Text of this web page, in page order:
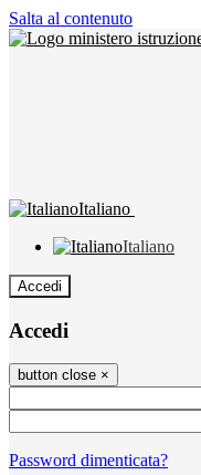
Salta al contenuto
Italiano
Italiano
Accedi
Accedi
button close ×
Password dimenticata?